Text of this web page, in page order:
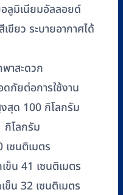
ลูมิเนียมอัลลอยด์
ขียว ระบายอากาศได้
าสะดวก
ภัยต่อการใช้งาน
สุด 100 กิโลกรัม
กิโลกรัม
เซนติเมตร
ข็น 41 เซนติเมตร
ข็น 32 เซนติเมตร